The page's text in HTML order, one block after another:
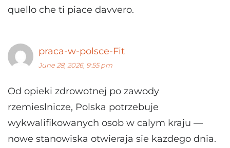
quello che ti piace davvero.
praca-w-polsce-Fit
June 28, 2026, 9:55 pm
Od opieki zdrowotnej po zawody
rzemieslnicze, Polska potrzebuje
wykwalifikowanych osob w calym kraju —
nowe stanowiska otwieraja sie kazdego dnia.